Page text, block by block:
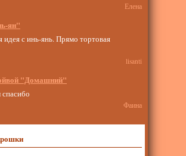
Елена
ян"
идея с инь-янь. Прямо тортовая
lisanti
"Домашний"
Фаина